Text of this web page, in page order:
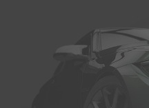
گفتگوی آنلاین: